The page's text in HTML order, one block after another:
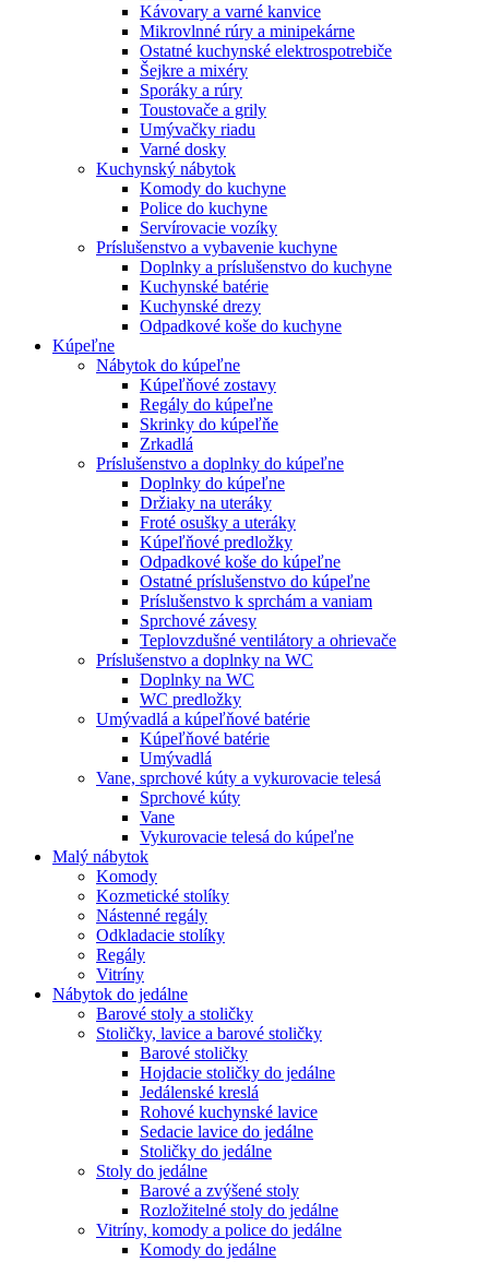
Kávovary a varné kanvice
Mikrovlnné rúry a minipekárne
Ostatné kuchynské elektrospotrebiče
Šejkre a mixéry
Sporáky a rúry
Toustovače a grily
Umývačky riadu
Varné dosky
Kuchynský nábytok
Komody do kuchyne
Police do kuchyne
Servírovacie vozíky
Príslušenstvo a vybavenie kuchyne
Doplnky a príslušenstvo do kuchyne
Kuchynské batérie
Kuchynské drezy
Odpadkové koše do kuchyne
Kúpeľne
Nábytok do kúpeľne
Kúpeľňové zostavy
Regály do kúpeľne
Skrinky do kúpeľňe
Zrkadlá
Príslušenstvo a doplnky do kúpeľne
Doplnky do kúpeľne
Držiaky na uteráky
Froté osušky a uteráky
Kúpeľňové predložky
Odpadkové koše do kúpeľne
Ostatné príslušenstvo do kúpeľne
Príslušenstvo k sprchám a vaniam
Sprchové závesy
Teplovzdušné ventilátory a ohrievače
Príslušenstvo a doplnky na WC
Doplnky na WC
WC predložky
Umývadlá a kúpeľňové batérie
Kúpeľňové batérie
Umývadlá
Vane, sprchové kúty a vykurovacie telesá
Sprchové kúty
Vane
Vykurovacie telesá do kúpeľne
Malý nábytok
Komody
Kozmetické stolíky
Nástenné regály
Odkladacie stolíky
Regály
Vitríny
Nábytok do jedálne
Barové stoly a stoličky
Stoličky, lavice a barové stoličky
Barové stoličky
Hojdacie stoličky do jedálne
Jedálenské kreslá
Rohové kuchynské lavice
Sedacie lavice do jedálne
Stoličky do jedálne
Stoly do jedálne
Barové a zvýšené stoly
Rozložitelné stoly do jedálne
Vitríny, komody a police do jedálne
Komody do jedálne